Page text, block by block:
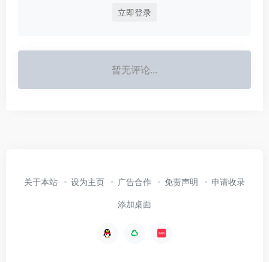
立即登录
暂无评论...
关于本站 设为主页 广告合作 免责声明 申请收录
添加桌面